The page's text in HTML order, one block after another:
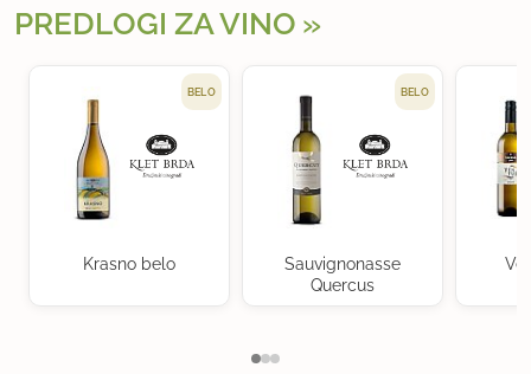
PREDLOGI ZA VINO
BELO
Krasno belo
BELO
Sauvignonasse
Quercus